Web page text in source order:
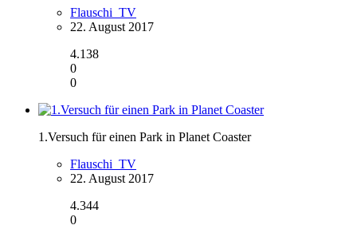
Flauschi_TV
22. August 2017
4.138
0
0
1.Versuch für einen Park in Planet Coaster
Flauschi_TV
22. August 2017
4.344
0